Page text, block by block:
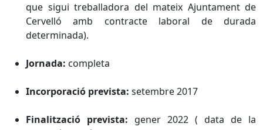
que sigui treballadora del mateix Ajuntament de
Cervelló amb contracte laboral de durada
determinada).
Jornada: completa
Incorporació prevista: setembre 2017
Finalització prevista: gener 2022 ( data de la